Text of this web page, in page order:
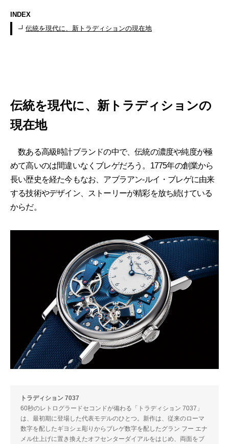
INDEX
伝統を現代に、新トラディションの現在地
伝統を現代に、新トラディションの
現在地
数ある高級時計ブランドの中で、伝統の濃度や純度が極
めて高いのは間違いなくブレゲだろう。1775年の創業から
長い歴史を経た今もなお、アブラアン-ルイ・ブレゲに由来
する技術やデザイン、ストーリーが精彩を放ち続けている
からだ。
トラディション 7037
60秒のレトログラードセコンドが備わる「トラディション 7037」
は、最初期に登場した代表モデルのひとつ。新作は、従来のローマ
数字を配したギヨシェ彫りからブレゲ数字を配したグラン フー エナ
メル仕上げに置き換えたオフセンターダイアルをはじめ、両面をブ